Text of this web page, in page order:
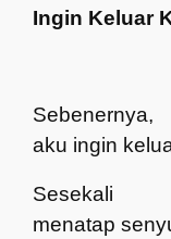
Ingin Keluar
Sebenernya,
aku ingin
Sesekali
menatap